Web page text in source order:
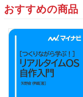
おすすめの商品